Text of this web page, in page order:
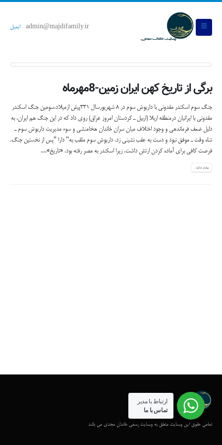
admin@majdifamily.ir ایمیل
برگی از تاریخ کهن ایران زمین-8مهرماه
جنگ سوم اسکندر مقدونی با داریوش سوم در 8 شهریورسال 331پیش ازمیلاد،سومين جنگ اسكندر
مقدوني با ايرانيان درمنطقه اربلا (اربيل ـ كردستان امروز عراق) روي داد كه در اين جنگ هم ايران، به
دليل ضعف فرماندهي و وجود اختلاف ميان سران خاندان هخامنشي و سوء مديريت داريوش سوم ـ
شاه وقت ـ موفق نبود و دست به عقب نشيني زد. داريوش سوم ملقب به" دارا "پس از نخستين جنگ،
فرصت كافي براي آماده كردن ارتش داشت، زيرا اسكندر به مصر رفته بود. «تاريخ»،...
بیشتر بدانید...
تمامی حقوق این وبسایت متعلق به وبسایت رسمی خاندان مجدی می باشد
ارتباط با مدیر
تماس با ما